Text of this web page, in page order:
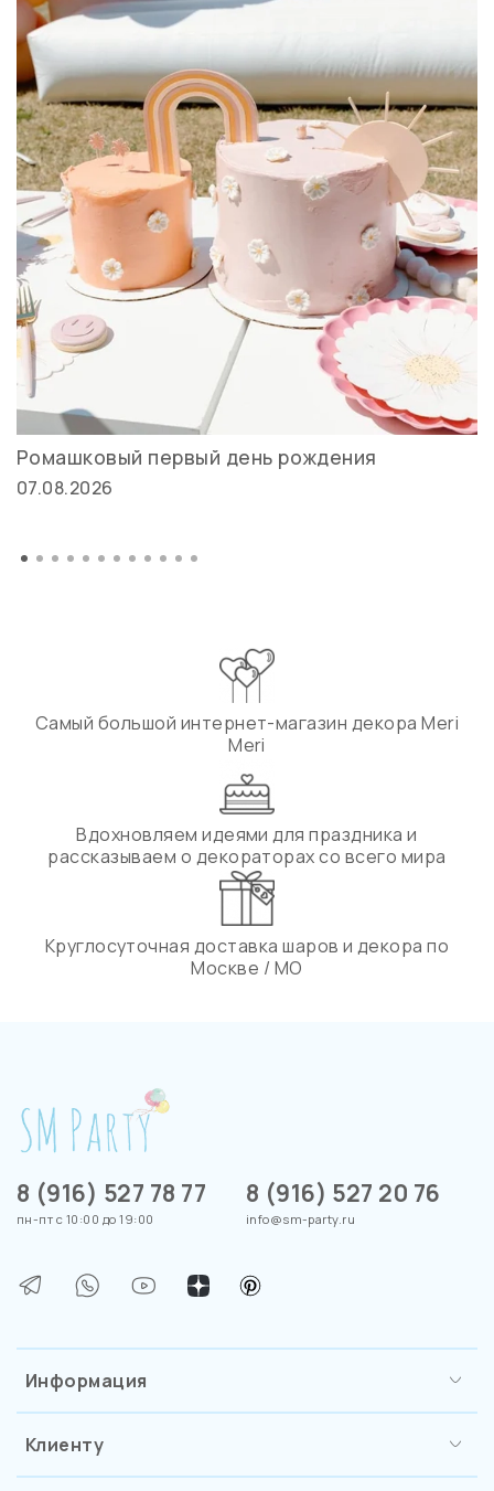
Ромашковый первый день рождения
07.08.2026
Самый большой интернет-магазин декора Meri
Meri
Вдохновляем идеями для праздника и
рассказываем о декораторах со всего мира
Круглосуточная доставка шаров и декора по
Москве / МО
Информация
Клиенту
8 (916) 527 78 77
пн-пт с 10:00 до 19:00
8 (916) 527 20 76
info@sm-party.ru